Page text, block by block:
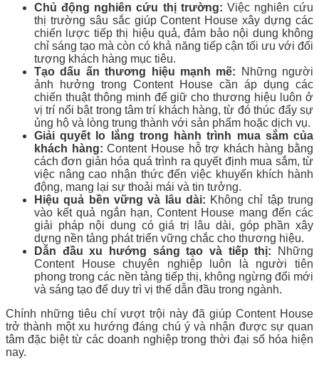
Chủ động nghiên cứu thị trường: Việc nghiên cứu
thị trường sâu sắc giúp Content House xây dựng các
chiến lược tiếp thị hiệu quả, đảm bảo nội dung không
chỉ sáng tạo mà còn có khả năng tiếp cận tối ưu với đối
tượng khách hàng mục tiêu.
Tạo dấu ấn thương hiệu mạnh mẽ: Những người
ảnh hưởng trong Content House cần áp dụng các
chiến thuật thông minh để giữ cho thương hiệu luôn ở
vị trí nổi bật trong tâm trí khách hàng, từ đó thúc đẩy sự
ủng hộ và lòng trung thành với sản phẩm hoặc dịch vụ.
Giải quyết lo lắng trong hành trình mua sắm của
khách hàng: Content House hỗ trợ khách hàng bằng
cách đơn giản hóa quá trình ra quyết định mua sắm, từ
việc nâng cao nhận thức đến việc khuyến khích hành
động, mang lại sự thoải mái và tin tưởng.
Hiệu quả bền vững và lâu dài: Không chỉ tập trung
vào kết quả ngắn hạn, Content House mang đến các
giải pháp nội dung có giá trị lâu dài, góp phần xây
dựng nền tảng phát triển vững chắc cho thương hiệu.
Dẫn đầu xu hướng sáng tạo và tiếp thị: Những
Content House chuyên nghiệp luôn là người tiên
phong trong các nền tảng tiếp thị, không ngừng đổi mới
và sáng tạo để duy trì vị thế dẫn đầu trong ngành.
Chính những tiêu chí vượt trội này đã giúp Content House
trở thành một xu hướng đáng chú ý và nhận được sự quan
tâm đặc biệt từ các doanh nghiệp trong thời đại số hóa hiện
nay.